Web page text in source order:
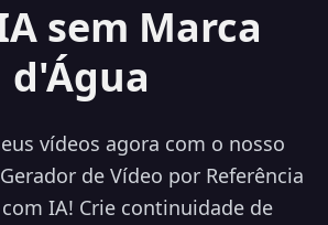
sem Marca
d'Água
vídeos agora com o nosso
de Vídeo por Referência
IA! Crie continuidade de